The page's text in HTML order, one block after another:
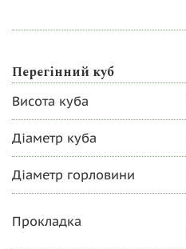
Перегінний куб
Висота куба
Діаметр куба
Діаметр горловини
Прокладка